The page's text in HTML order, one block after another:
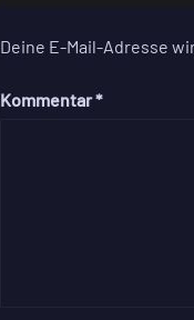
Deine E-Mail-Adresse
Kommentar*